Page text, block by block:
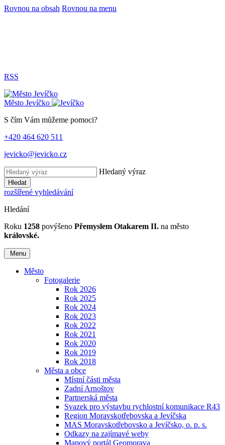
Rovnou na obsah Rovnou na menu
RSS
Město Jevíčko
S čím Vám můžeme pomoci?
+420 464 620 511
jevicko@jevicko.cz
Hledaný výraz
Hledat
rozšířené vyhledávání
Hledání
Roku 1258 povýšeno Přemyslem Otakarem II. na město
královské.
Menu
Město
Fotogalerie
Rok 2026
Rok 2025
Rok 2024
Rok 2023
Rok 2022
Rok 2021
Rok 2020
Rok 2019
Rok 2018
Města a obce
Místní části města
Zadní Arnoštov
Partnerská města
Svazek pro výstavbu rychlostní komunikace R43
Region Moravskotřebovska a Jevíčska
MAS Moravskotřebovsko a Jevíčsko, o. p. s.
Odkazy na zajímavé weby
Mapový portál Geomorava